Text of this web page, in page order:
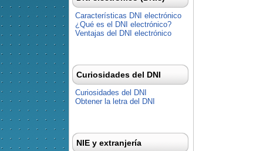
Características DNI electrónico
¿Qué es el DNI electrónico?
Ventajas del DNI electrónico
Curiosidades del DNI
Curiosidades del DNI
Obtener la letra del DNI
NIE y extranjería